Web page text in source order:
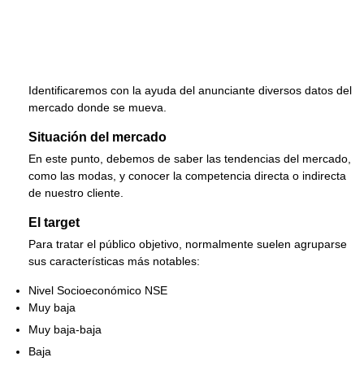
Identificaremos con la ayuda del anunciante diversos datos del
mercado donde se mueva.
Situación del mercado
En este punto, debemos de saber las tendencias del mercado,
como las modas, y conocer la competencia directa o indirecta
de nuestro cliente.
El target
Para tratar el público objetivo, normalmente suelen agruparse
sus características más notables:
Nivel Socioeconómico NSE
Muy baja
Muy baja-baja
Baja